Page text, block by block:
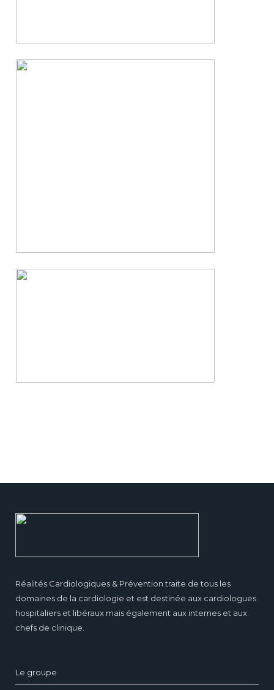
Réalités Cardiologiques & Prévention traite de tous les
domaines de la cardiologie et est destinée aux cardiologues
hospitaliers et libéraux mais également aux internes et aux
chefs de clinique.
Le groupe